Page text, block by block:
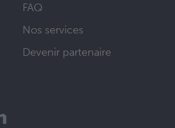
FAQ
Nos services
Devenir partenaire